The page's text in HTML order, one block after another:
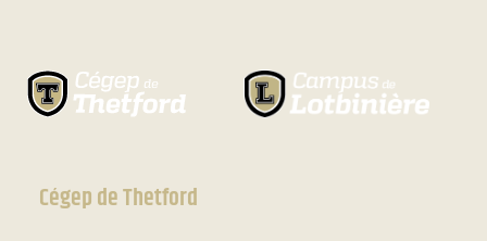
Cégep de Thetford